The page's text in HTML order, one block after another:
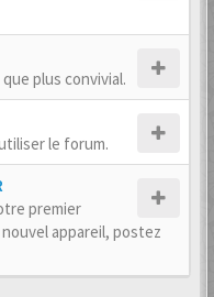
plus convivial.
le forum.
premier
appareil, postez